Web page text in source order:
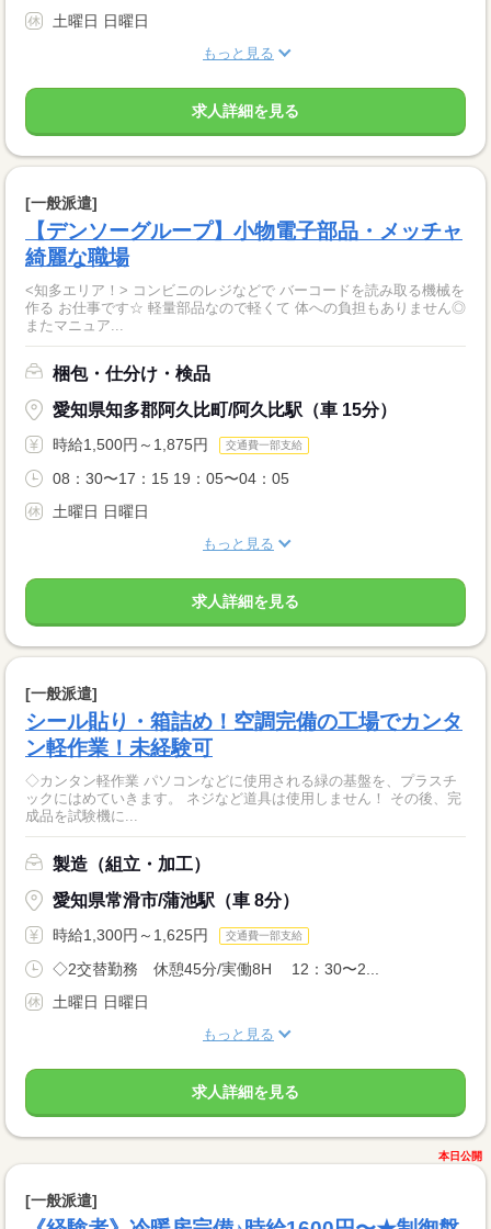
土曜日 日曜日
もっと見る
求人詳細を見る
[一般派遣]
【デンソーグループ】小物電子部品・メッチャ
綺麗な職場
<知多エリア！> コンビニのレジなどで バーコードを読み取る機械を
作る お仕事です☆ 軽量部品なので軽くて 体への負担もありません◎
またマニュア...
梱包・仕分け・検品
愛知県知多郡阿久比町/阿久比駅（車 15分）
時給1,500円～1,875円 交通費一部支給
08：30〜17：15 19：05〜04：05
土曜日 日曜日
もっと見る
求人詳細を見る
[一般派遣]
シール貼り・箱詰め！空調完備の工場でカンタ
ン軽作業！未経験可
◇カンタン軽作業 パソコンなどに使用される緑の基盤を、プラスチ
ックにはめていきます。 ネジなど道具は使用しません！ その後、完
成品を試験機に...
製造（組立・加工）
愛知県常滑市/蒲池駅（車 8分）
時給1,300円～1,625円 交通費一部支給
◇2交替勤務 休憩45分/実働8H 12：30〜2...
土曜日 日曜日
もっと見る
求人詳細を見る
本日公開
[一般派遣]